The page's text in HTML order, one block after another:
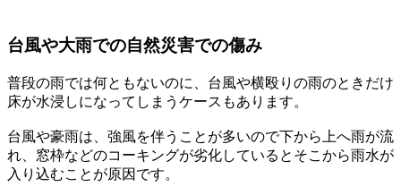
台風や大雨での自然災害での傷み
普段の雨では何ともないのに、台風や横殴りの雨のときだけ
床が水浸しになってしまうケースもあります。
台風や豪雨は、強風を伴うことが多いので下から上へ雨が流
れ、窓枠などのコーキングが劣化しているとそこから雨水が
入り込むことが原因です。